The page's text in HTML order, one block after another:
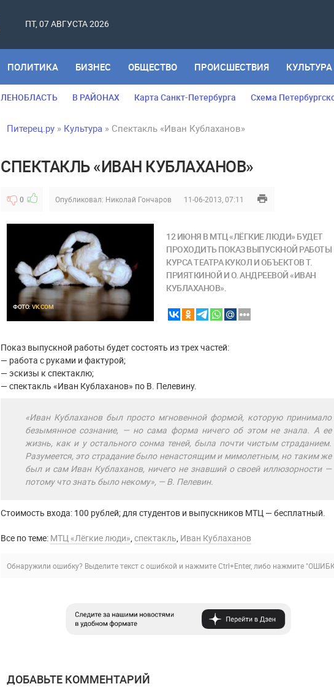
ПТ, 07 АВГУСТА 2026
ПОЛИТИКА БИЗНЕС ОБЩЕСТВО ПРОИСШЕСТВИЯ КУЛЬТУРА
ЛЕНОБЛАСТЬ В РАЙОНАХ Карта Санкт-Петербурга Схема
Питерец.ру » Культура » Спектакль «Иван Кублаханов»
СПЕКТАКЛЬ «ИВАН КУБЛАХАНОВ»
0 Опубликовал: Николай Гончаров 11-06-2013, 07:11
ФОТО:VK.COM
12 ИЮНЯ В МТЦ «ЛЁГКИЕ ЛЮДИ» БУДЕТ
ПРОХОДИТЬ ПОКАЗ ВЫПУСКНОЙ РАБОТЫ
КУРСА ТЕАТРА КУКОЛ И ОБЪЕКТОВ Т.
ПРИЯТКИНОЙ И О. АНДРЕЕВОЙ «ИВАН
КУБЛАХАНОВ».
Показ выпускной работы будет состоять из трех частей:
— работа с руками и фактурой;
— эскизы к спектаклю;
— спектакль «Иван Кублаханов» по В. Пелевину.
«Иван Кублаханов был просто мгновенной формой, которую принимало
безымянное сознание, — но сама форма ничего об этом не знала. А ее
жизнь, как и у остального сонма теней, была почти чистым страданием.
Разумеется, это страдание было ненастоящим и мимолетным, но таким же
был и сам Иван Кублаханов, ничего не знавший о своей иллюзорности —
потому что знать было некому», — В. Пелевин.
Стоимость входа: 100 рублей; для студентов и выпускников МТЦ — бесплатный.
Все по теме: МТЦ «Лёгкие люди», спектакль, Иван Кублаханов
Обнаружили ошибку? Выделите текст с ошибкой и нажмите Ctrl+Enter, либо нажмите
ДОБАВЬТЕ КОММЕНТАРИЙ